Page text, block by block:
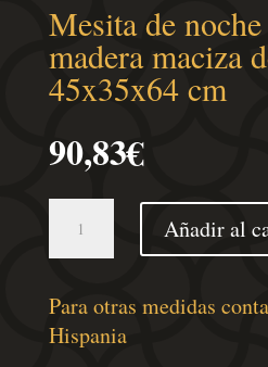
Mesita de
madera maciza
45x35x64 cm
90,83€
Corona
madera
Añadir al
Para otras medidas
Hispania